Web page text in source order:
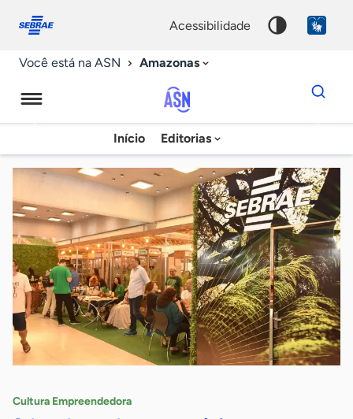
conosco
acessibilidade
Você está na ASN Amazonas
Agência
Sebrae
de
Notícias
Início Editorias
Dados
para
chave
Cultura Empreendedora